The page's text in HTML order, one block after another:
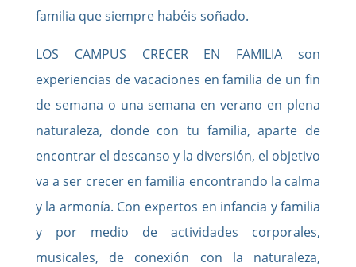
familia que siempre habéis soñado.
LOS CAMPUS CRECER EN FAMILIA son
experiencias de vacaciones en familia de un fin
de semana o una semana en verano en plena
naturaleza, donde con tu familia, aparte de
encontrar el descanso y la diversión, el objetivo
va a ser crecer en familia encontrando la calma
y la armonía. Con expertos en infancia y familia
y por medio de actividades corporales,
musicales, de conexión con la naturaleza,